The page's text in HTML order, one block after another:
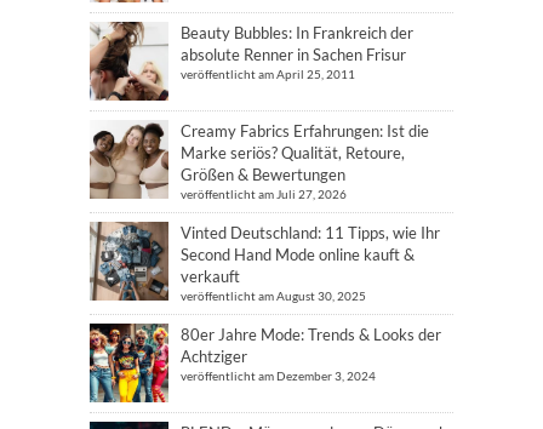
Beauty Bubbles: In Frankreich der
absolute Renner in Sachen Frisur
veröffentlicht am April 25, 2011
Creamy Fabrics Erfahrungen: Ist die
Marke seriös? Qualität, Retoure,
Größen & Bewertungen
veröffentlicht am Juli 27, 2026
Vinted Deutschland: 11 Tipps, wie Ihr
Second Hand Mode online kauft &
verkauft
veröffentlicht am August 30, 2025
80er Jahre Mode: Trends & Looks der
Achtziger
veröffentlicht am Dezember 3, 2024